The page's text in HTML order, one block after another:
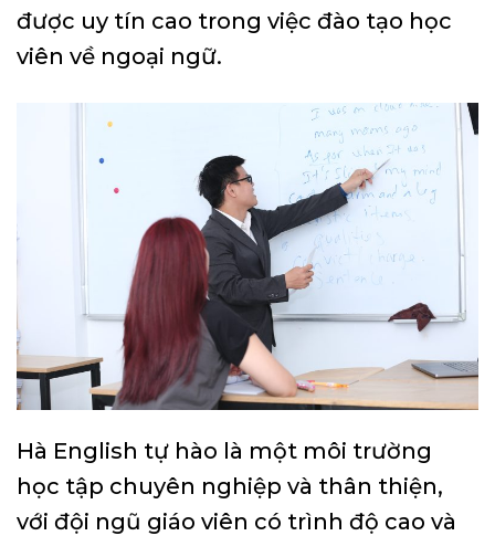
được uy tín cao trong việc đào tạo học
viên về ngoại ngữ.
Hà English tự hào là một môi trường
học tập chuyên nghiệp và thân thiện,
với đội ngũ giáo viên có trình độ cao và